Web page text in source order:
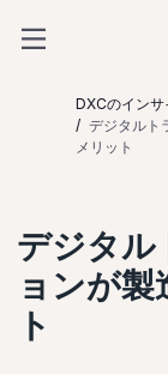
DXCのインサ
デジタルト
メリット
デジタル
ョンが
ト